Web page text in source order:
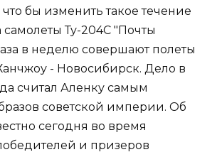
бы изменить такое течение
самолеты Ту-204С "Почты
в неделю совершают полеты
- Новосибирск. Дело в
считал Аленку самым
советской империи. Об
сегодня во время
и призеров